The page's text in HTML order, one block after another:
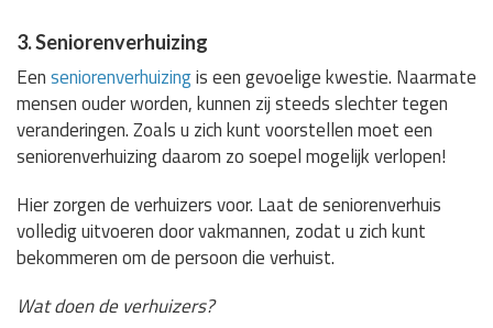
3. Seniorenverhuizing
Eenseniorenverhuizingis een gevoelige kwestie. Naarmate
mensen ouder worden, kunnen zij steeds slechter tegen
veranderingen. Zoals u zich kunt voorstellen moet een
seniorenverhuizing daarom zo soepel mogelijk verlopen!
Hier zorgen de verhuizers voor. Laat de seniorenverhuis
volledig uitvoeren door vakmannen, zodat u zich kunt
bekommeren om de persoon die verhuist.
Wat doen de verhuizers?